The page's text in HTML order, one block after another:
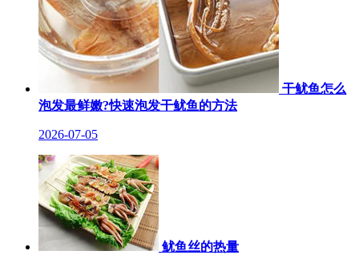
干鱿鱼怎么
泡发最鲜嫩?快速泡发干鱿鱼的方法
2026-07-05
鱿鱼丝的热量